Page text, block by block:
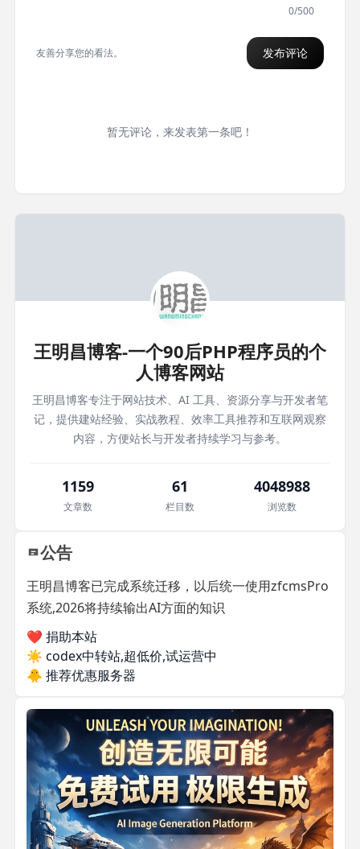
0/500
友善分享您的看法。 发布评论
暂无评论，来发表第一条吧！
王明昌博客-一个90后PHP程序员的个
人博客网站
王明昌博客专注于网站技术、AI 工具、资源分享与开发者笔
记，提供建站经验、实战教程、效率工具推荐和互联网观察
内容，方便站长与开发者持续学习与参考。
1159
文章数
61
栏目数
4048988
浏览数
公告
王明昌博客已完成系统迁移，以后统一使用zfcmsPro
系统,2026将持续输出AI方面的知识
❤️ 捐助本站
☀️ codex中转站,超低价,试运营中
🐥 推荐优惠服务器